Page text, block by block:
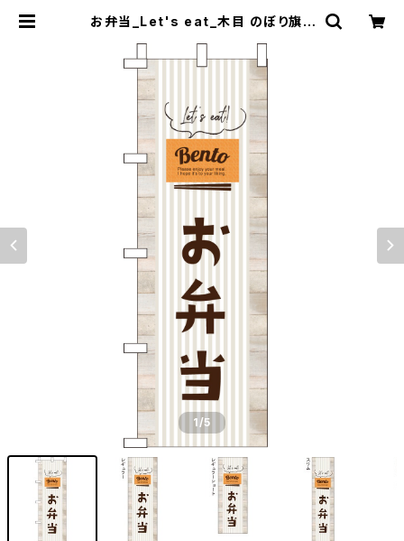
お弁当_Let's eat_木目 のぼり旗 |
1/5